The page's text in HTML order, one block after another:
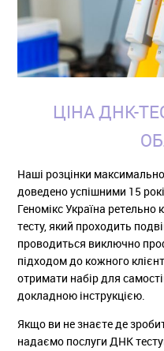
ЦІНА ДНК-
Наші розцінки
доведено успішними 15
Геномікс Україна
тесту, який проходить
проводиться виключно
підходом до кожного
отримати набір для
докладною інструкцією.
Якщо ви не знаєте де
надаємо послуги ДНК